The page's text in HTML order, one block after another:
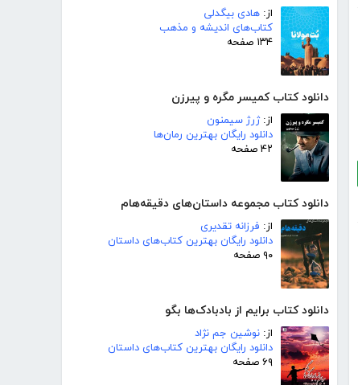
از: هادی بیگدلی
کتاب‌های اندیشه و مذهب
۱۳۴ صفحه
دانلود کتاب کمیسر مگره و پیرزن
از:ژرژ سیمنون
دانلود رایگان بهترین رمان‌ها
۴۲ صفحه
دانلود کتاب مجموعه داستان‌های دقیقه‌هام
از: فرزانه تقدیری
دانلود رایگان بهترین کتاب‌های داستان
۹۰ صفحه
دانلود کتاب برایم از بادبادک‌ها بگو
از: نوشین جم نژاد
دانلود رایگان بهترین کتاب‌های داستان
۶۹ صفحه